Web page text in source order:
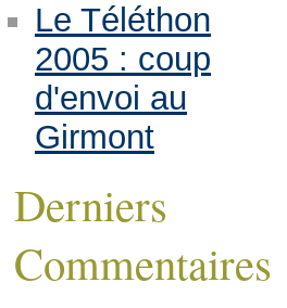
Le Téléthon
2005 : coup
d'envoi au
Girmont
Derniers
Commentaires